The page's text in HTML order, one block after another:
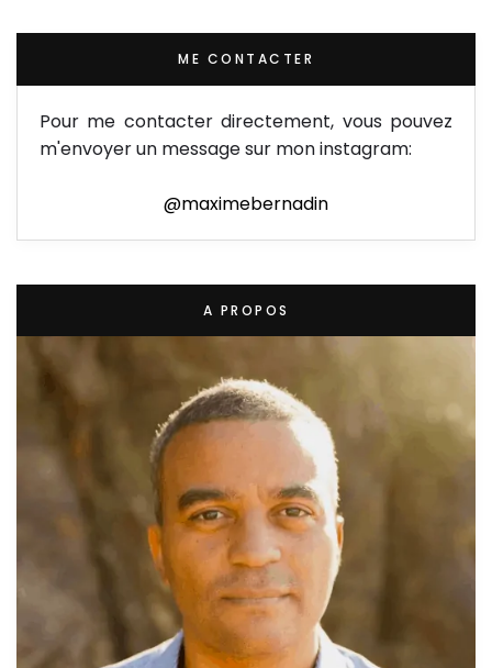
ME CONTACTER
Pour me contacter directement, vous pouvez
m'envoyer un message sur mon instagram:
@maximebernadin
A PROPOS